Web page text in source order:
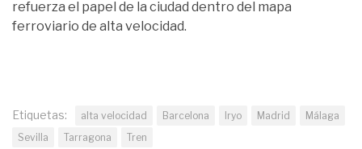
refuerza el papel de la ciudad dentro del mapa
ferroviario de alta velocidad.
Etiquetas: alta velocidad Barcelona Iryo Madrid
Málaga
Sevilla
Tarragona Tren